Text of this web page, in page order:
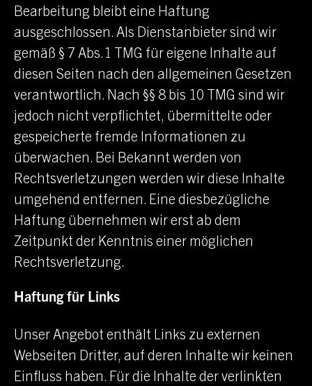
Bearbeitung bleibt eine Haftung
ausgeschlossen. Als Dienstanbieter sind wir
gemäß § 7 Abs.1 TMG für eigene Inhalte auf
diesen Seiten nach den allgemeinen Gesetzen
verantwortlich. Nach §§ 8 bis 10 TMG sind wir
jedoch nicht verpflichtet, übermittelte oder
gespeicherte fremde Informationen zu
überwachen. Bei Bekannt werden von
Rechtsverletzungen werden wir diese Inhalte
umgehend entfernen. Eine diesbezügliche
Haftung übernehmen wir erst ab dem
Zeitpunkt der Kenntnis einer möglichen
Rechtsverletzung.
Haftung für Links
Unser Angebot enthält Links zu externen
Webseiten Dritter, auf deren Inhalte wir keinen
Einfluss haben. Für die Inhalte der verlinkten